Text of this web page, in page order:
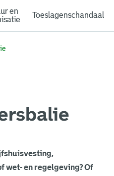
en
Toeslagenschandaal
wet- en regelgeving? Of